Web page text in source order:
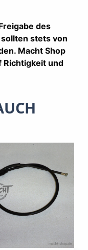
des
stets von
Macht Shop
Richtigkeit und